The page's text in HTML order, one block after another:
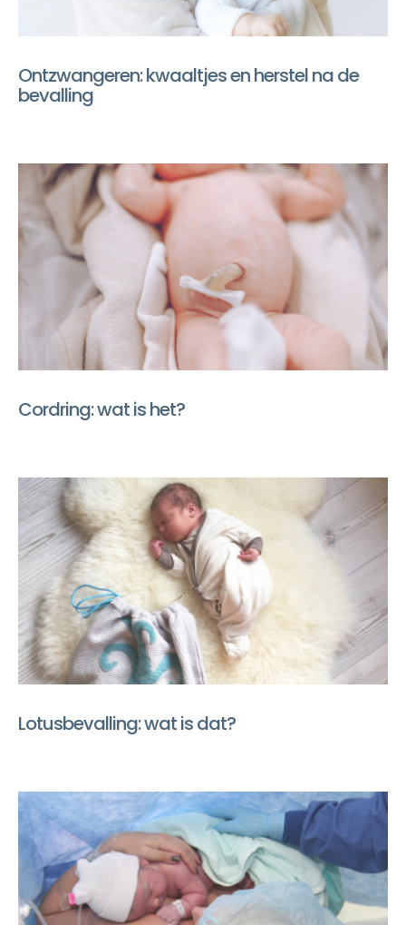
Ontzwangeren: kwaaltjes en herstel na de
bevalling
Cordring: wat is het?
Lotusbevalling: wat is dat?